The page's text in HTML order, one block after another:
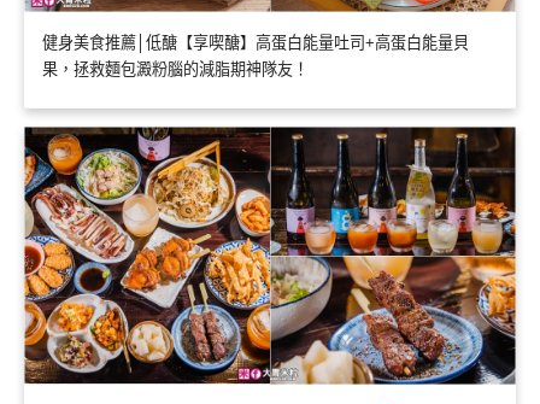
健身美食推薦│低醣【享喫醣】高蛋白能量吐司+高蛋白能量貝
果，拯救麵包澱粉腦的減脂期神隊友！